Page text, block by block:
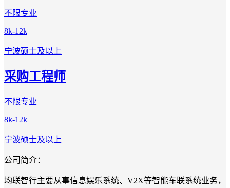
不限专业
8k-12k
宁波硕士及以上
采购工程师
不限专业
8k-12k
宁波硕士及以上
公司简介：
均联智行主要从事信息娱乐系统、V2X等智能车联系统业务，